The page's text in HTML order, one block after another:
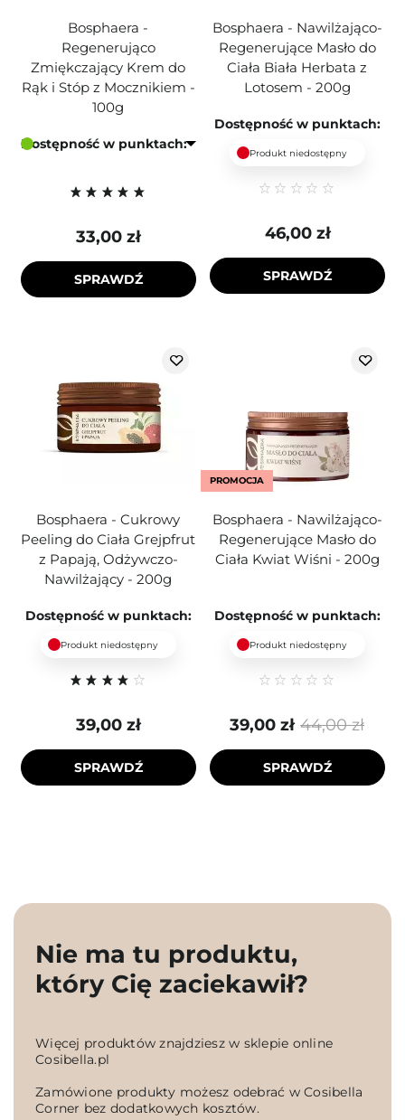
Bosphaera -
Regenerująco
Zmiękczający Krem do
Rąk i Stóp z Mocznikiem -
100g
Dostępność w punktach:
33,00 zł
SPRAWDŹ
Bosphaera - Nawilżająco-
Regenerujące Masło do
Ciała Biała Herbata z
Lotosem - 200g
Dostępność w punktach:
Produkt niedostępny
46,00 zł
SPRAWDŹ
Bosphaera - Cukrowy
Peeling do Ciała Grejpfrut
z Papają, Odżywczo-
Nawilżający - 200g
Dostępność w punktach:
Produkt niedostępny
39,00 zł
SPRAWDŹ
PROMOCJA
Bosphaera - Nawilżająco-
Regenerujące Masło do
Ciała Kwiat Wiśni - 200g
Dostępność w punktach:
Produkt niedostępny
44,00 zł
39,00 zł
SPRAWDŹ
Nie ma tu produktu,
który Cię zaciekawił?
Więcej produktów znajdziesz w sklepie online
Cosibella.pl
Zamówione produkty możesz odebrać w Cosibella
Corner bez dodatkowych kosztów.